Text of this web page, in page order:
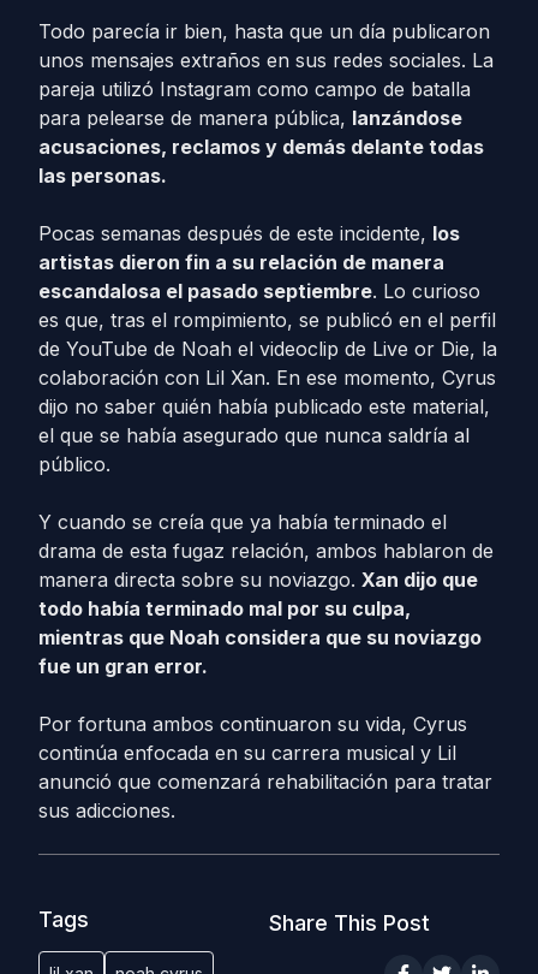
Todo parecía ir bien, hasta que un día publicaron
unos mensajes extraños en sus redes sociales. La
pareja utilizó Instagram como campo de batalla
para pelearse de manera pública, lanzándose
acusaciones, reclamos y demás delante todas
las personas.
Pocas semanas después de este incidente, los
artistas dieron fin a su relación de manera
escandalosa el pasado septiembre. Lo curioso
es que, tras el rompimiento, se publicó en el perfil
de YouTube de Noah el videoclip de Live or Die, la
colaboración con Lil Xan. En ese momento, Cyrus
dijo no saber quién había publicado este material,
el que se había asegurado que nunca saldría al
público.
Y cuando se creía que ya había terminado el
drama de esta fugaz relación, ambos hablaron de
manera directa sobre su noviazgo. Xan dijo que
todo había terminado mal por su culpa,
mientras que Noah considera que su noviazgo
fue un gran error.
Por fortuna ambos continuaron su vida, Cyrus
continúa enfocada en su carrera musical y Lil
anunció que comenzará rehabilitación para tratar
sus adicciones.
Tags Share This Post